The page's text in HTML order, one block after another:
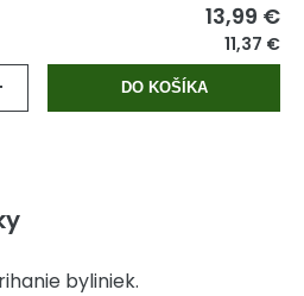
13,99 €
11,37 €
DO KOŠÍKA
byliniek.